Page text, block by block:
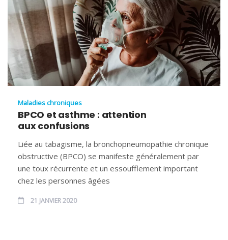
Maladies chroniques
BPCO et asthme : attention
aux confusions
Liée au tabagisme, la bronchopneumopathie chronique
obstructive (BPCO) se manifeste généralement par
une toux récurrente et un essoufflement important
chez les personnes âgées
21 JANVIER 2020